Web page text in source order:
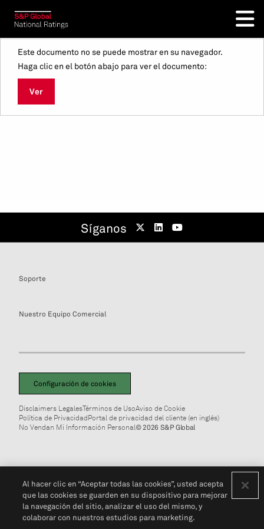
Este documento no se puede mostrar en su navegador.
Haga clic en el botón abajo para ver el documento:
Ver
Síganos
Soporte
Nuestro Equipo Comercial
Configuración de cookies
Disclaimers LegalesTérminos de UsoAviso de Cookie
Política de PrivacidadPortal de privacidad del cliente (en inglés)
No Vendan Mi Información Personal© 2026 S&P Global
Al hacer clic en “Aceptar todas las cookies”, usted acepta
que las cookies se guarden en su dispositivo para mejorar
la navegación del sitio, analizar el uso del mismo, y
colaborar con nuestros estudios para marketing.